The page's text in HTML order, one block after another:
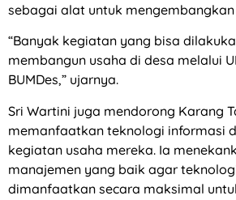
sebagai alat untuk
“Banyak kegiatan yang bisa
membangun usaha di desa melalui
BUMDes,” ujarnya.
Sri Wartini juga mendorong Karang
memanfaatkan teknologi informasi
kegiatan usaha mereka. Ia
manajemen yang baik agar
dimanfaatkan secara maksimal